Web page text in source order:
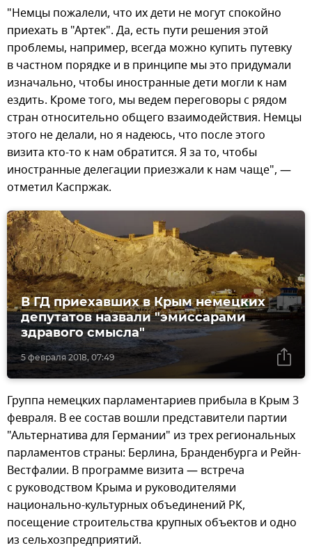
"Немцы пожалели, что их дети не могут спокойно
приехать в "Артек". Да, есть пути решения этой
проблемы, например, всегда можно купить путевку
в частном порядке и в принципе мы это придумали
изначально, чтобы иностранные дети могли к нам
ездить. Кроме того, мы ведем переговоры с рядом
стран относительно общего взаимодействия. Немцы
этого не делали, но я надеюсь, что после этого
визита кто-то к нам обратится. Я за то, чтобы
иностранные делегации приезжали к нам чаще", —
отметил Каспржак.
5 февраля 2018, 07:49
В ГД приехавших в Крым немецких
депутатов назвали "эмиссарами
здравого смысла"
Группа немецких парламентариев прибыла в Крым 3
февраля. В ее состав вошли представители партии
"Альтернатива для Германии" из трех региональных
парламентов страны: Берлина, Бранденбурга и Рейн-
Вестфалии. В программе визита — встреча
с руководством Крыма и руководителями
национально-культурных объединений РК,
посещение строительства крупных объектов и одно
из сельхозпредприятий.